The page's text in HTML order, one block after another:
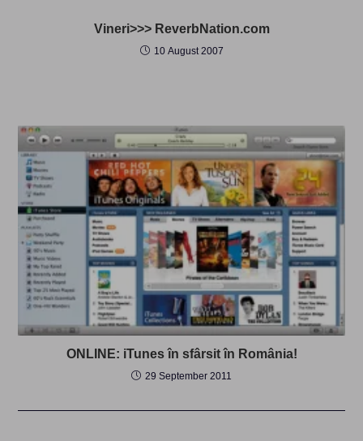
Vineri>>> ReverbNation.com
10 August 2007
ONLINE: iTunes în sfârsit în România!
29 September 2011